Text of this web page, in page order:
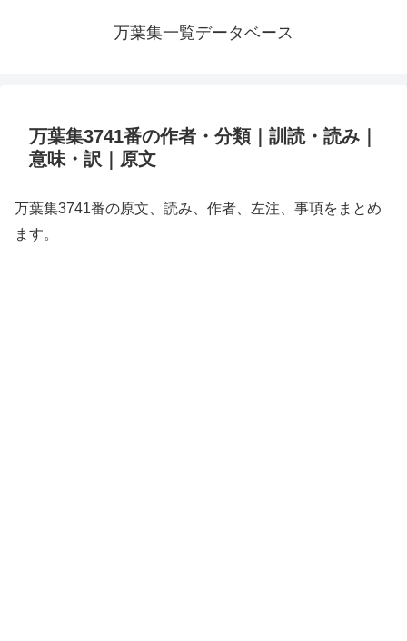
万葉集一覧データベース
万葉集3741番の作者・分類｜訓読・読み｜
意味・訳｜原文
万葉集3741番の原文、読み、作者、左注、事項をまとめ
ます。